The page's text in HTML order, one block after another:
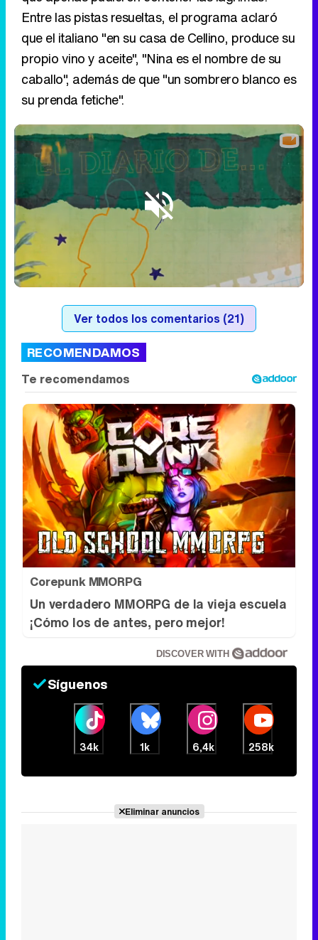
Entre las pistas resueltas, el programa aclaró
que el italiano "en su casa de Cellino, produce su
propio vino y aceite", "Nina es el nombre de su
caballo", además de que "un sombrero blanco es
su prenda fetiche".
Unmute
Loaded
3.69%
Ver todos los comentarios (21)
RECOMENDAMOS
Corepunk MMORPG
Un verdadero MMORPG de la vieja escuela
¡Cómo los de antes, pero mejor!
DISCOVER WITH
Síguenos
34k 1k 6,4k 258k
Eliminar anuncios